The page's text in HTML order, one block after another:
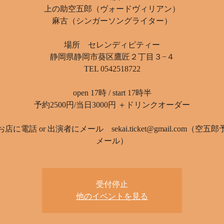
上の助空五郎（ヴォードヴィリアン）
麻古（シンガーソングライター）
場所 セレンディピティー
静岡県静岡市葵区鷹匠２丁目３−４
TEL 0542518722
open 17時 / start 17時半
予約2500円/当日3000円 ＋ドリンクオーダー
に電話 or 出演者にメール sekai.ticket@gmail.com（空五郎
メール）
受付停止
他のイベントを見る